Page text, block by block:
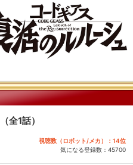
（全1話）
視聴数（ロボット/メカ）：14位
気になる登録数： 45700